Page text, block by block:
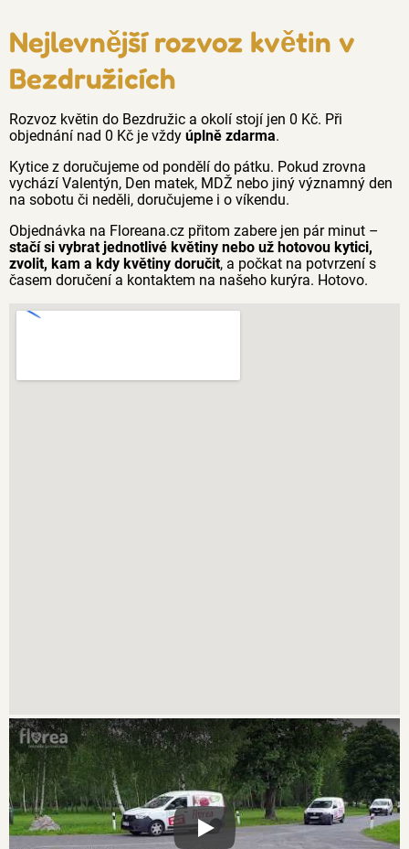
Nejlevnější rozvoz květin v
Bezdružicích
Rozvoz květin do Bezdružic a okolí stojí jen 0 Kč. Při
objednání nad 0 Kč je vždy úplně zdarma.
Kytice z doručujeme od pondělí do pátku. Pokud zrovna
vychází Valentýn, Den matek, MDŽ nebo jiný významný den
na sobotu či neděli, doručujeme i o víkendu.
Objednávka na Floreana.cz přitom zabere jen pár minut –
stačí si vybrat jednotlivé květiny nebo už hotovou kytici,
zvolit, kam a kdy květiny doručit, a počkat na potvrzení s
časem doručení a kontaktem na našeho kurýra. Hotovo.
Xxx